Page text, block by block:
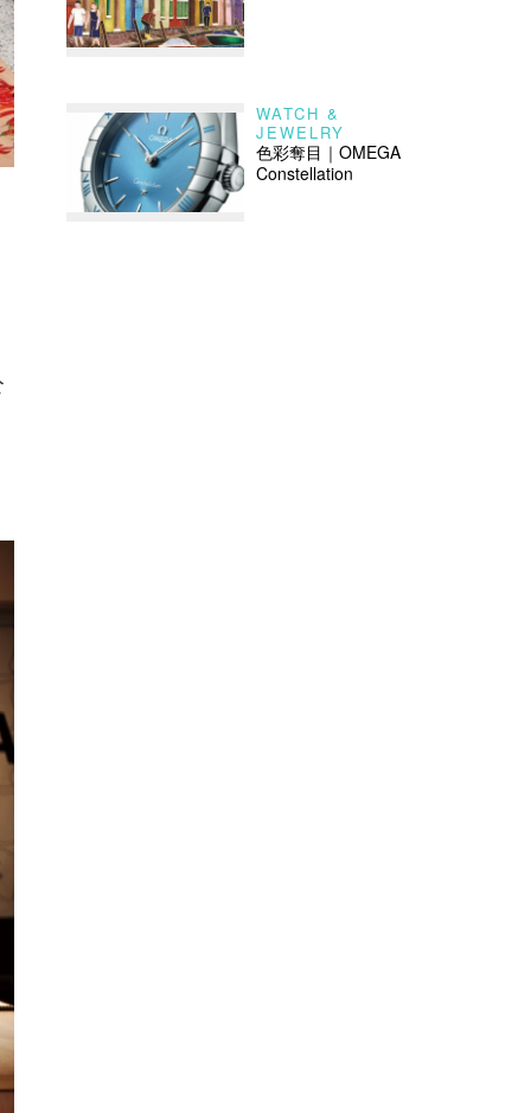
WATCH &
JEWELRY
色彩奪目｜OMEGA
Constellation